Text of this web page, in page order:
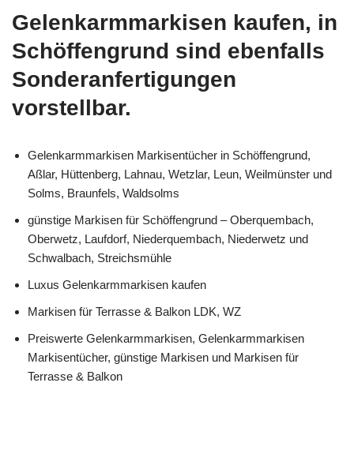
Gelenkarmmarkisen kaufen, in
Schöffengrund sind ebenfalls
Sonderanfertigungen
vorstellbar.
Gelenkarmmarkisen Markisentücher in Schöffengrund,
Aßlar, Hüttenberg, Lahnau, Wetzlar, Leun, Weilmünster und
Solms, Braunfels, Waldsolms
günstige Markisen für Schöffengrund – Oberquembach,
Oberwetz, Laufdorf, Niederquembach, Niederwetz und
Schwalbach, Streichsmühle
Luxus Gelenkarmmarkisen kaufen
Markisen für Terrasse & Balkon LDK, WZ
Preiswerte Gelenkarmmarkisen, Gelenkarmmarkisen
Markisentücher, günstige Markisen und Markisen für
Terrasse & Balkon